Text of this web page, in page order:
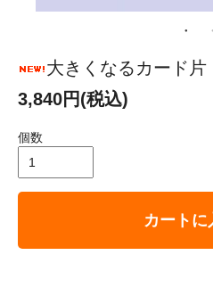
大きくなるカード片
3,840円(税込)
個数
カートに